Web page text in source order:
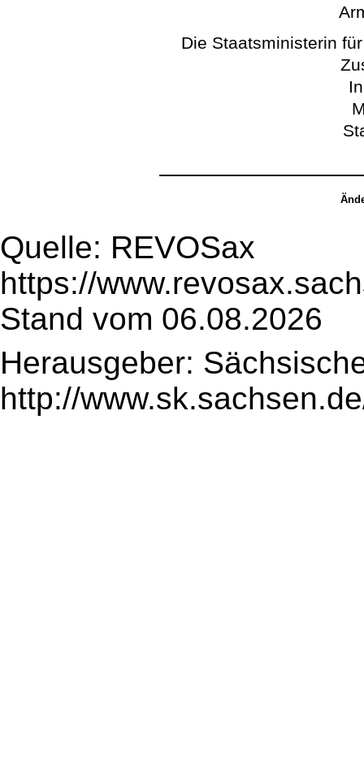
Die Staatsministerin
Quelle: REVOSax
https://
Stand vom 06.08.2026
Herausgeber:
http://